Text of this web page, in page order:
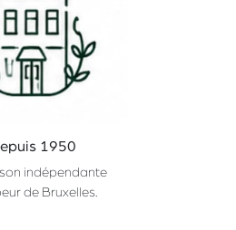
1950
indépendante
de Bruxelles.